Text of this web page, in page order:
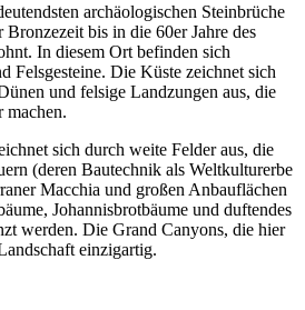
archäologischen Steinbrüche
bis in die 60er Jahre des
In diesem Ort befinden sich
Felsgesteine. Die Küste zeichnet sich
und felsige Landzungen aus, die
machen.
sich durch weite Felder aus, die
(deren Bautechnik als Weltkulturerbe
Macchia und großen Anbauflächen
Johannisbrotbäume und duftendes
werden. Die Grand Canyons, die hier
einzigartig.